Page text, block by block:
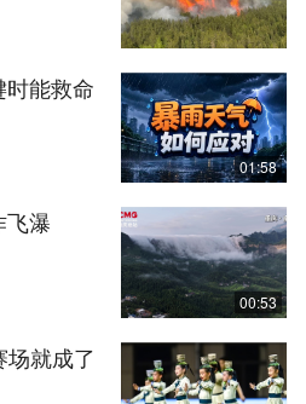
色预警 关键时能救命
01:58
飞瀑
00:53
场就成了